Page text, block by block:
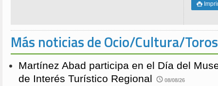

Más noticias de Ocio/Cultura/Toros
Martínez Abad participa en el Día del
de Interés Turístico Regional
08/08/26